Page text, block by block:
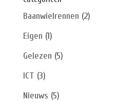
Baanwielrennen (2)
Eigen (1)
Gelezen (5)
ICT (3)
Nieuws (5)